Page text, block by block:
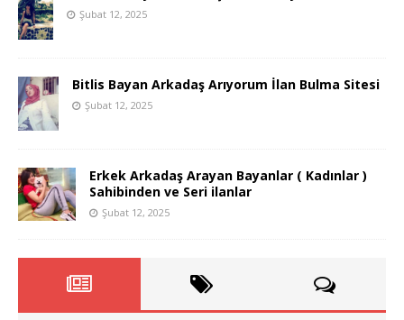
Şubat 12, 2025
Bitlis Bayan Arkadaş Arıyorum İlan Bulma Sitesi
Şubat 12, 2025
Erkek Arkadaş Arayan Bayanlar ( Kadınlar )
Sahibinden ve Seri ilanlar
Şubat 12, 2025